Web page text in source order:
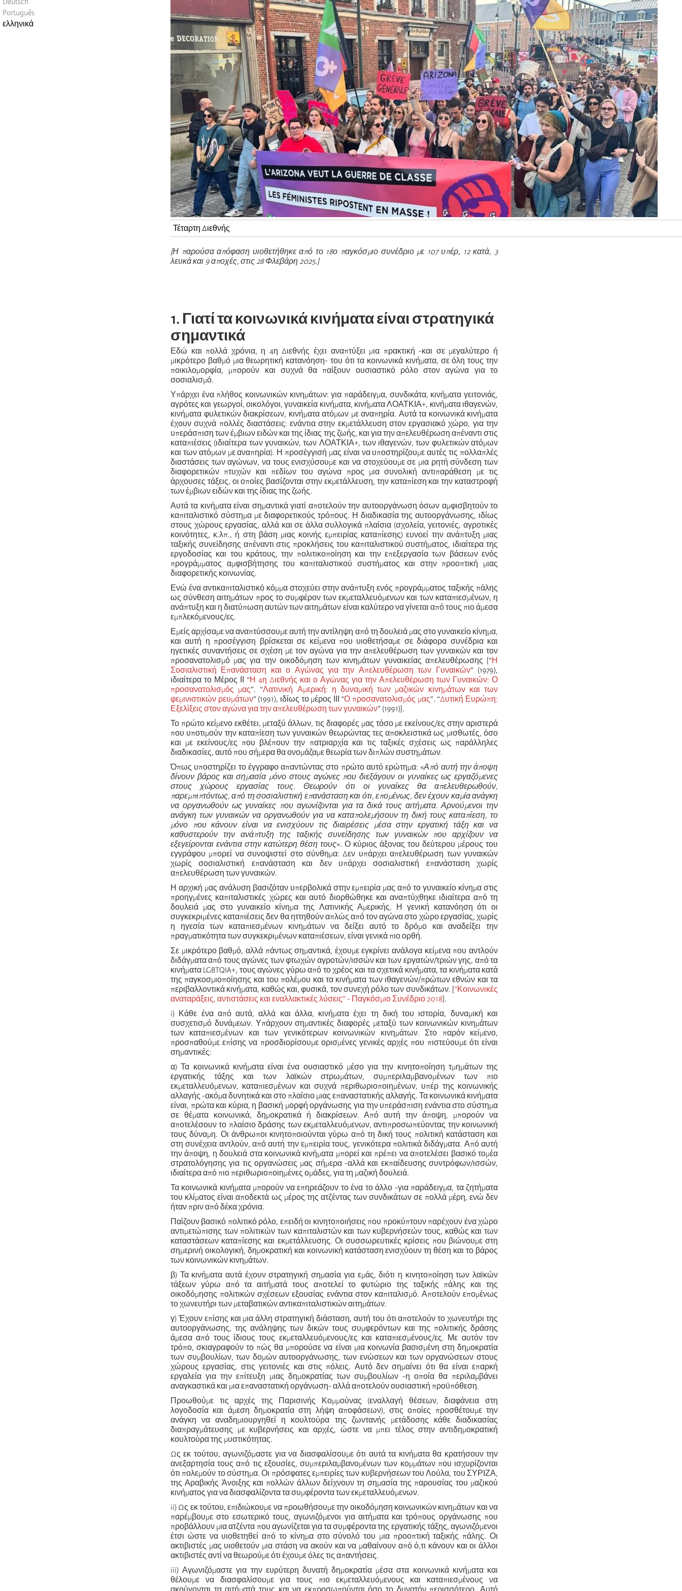
Português
ελληνικά
Τέταρτη Διεθνής
[Η παρούσα απόφαση υιοθετήθηκε από το 18ο παγκόσμιο συνέδριο με 107 υπέρ, 12 κατά, 3
λευκά και 9 αποχές, στις 28 Φλεβάρη 2025.]
1. Γιατί τα κοινωνικά κινήματα είναι στρατηγικά
σημαντικά
Εδώ και πολλά χρόνια, η 4η Διεθνής έχει αναπτύξει μια πρακτική -και σε μεγαλύτερο ή
μικρότερο βαθμό μια θεωρητική κατανόηση- του ότι τα κοινωνικά κινήματα, σε όλη τους την
ποικιλομορφία, μπορούν και συχνά θα παίξουν ουσιαστικό ρόλο στον αγώνα για το
σοσιαλισμό.
Υπάρχει ένα πλήθος κοινωνικών κινημάτων: για παράδειγμα, συνδικάτα, κινήματα γειτονιάς,
αγρότες και γεωργοί, οικολόγοι, γυναικεία κινήματα, κινήματα ΛΟΑΤΚΙΑ+, κινήματα ιθαγενών,
κινήματα φυλετικών διακρίσεων, κινήματα ατόμων με αναπηρία. Αυτά τα κοινωνικά κινήματα
έχουν συχνά πολλές διαστάσεις: ενάντια στην εκμετάλλευση στον εργασιακό χώρο, για την
υπεράσπιση των έμβιων ειδών και της ίδιας της ζωής, και για την απελευθέρωση απέναντι στις
καταπιέσεις (ιδιαίτερα των γυναικών, των ΛΟΑΤΚΙΑ+, των ιθαγενών, των φυλετικών ατόμων
και των ατόμων με αναπηρία). Η προσέγγισή μας είναι να υποστηρίζουμε αυτές τις πολλαπλές
διαστάσεις των αγώνων, να τους ενισχύσουμε και να στοχεύουμε σε μια ρητή σύνδεση των
διαφορετικών πτυχών και πεδίων του αγώνα προς μια συνολική αντιπαράθεση με τις
άρχουσες τάξεις, οι οποίες βασίζονται στην εκμετάλλευση, την καταπίεση και την καταστροφή
των έμβιων ειδών και της ίδιας της ζωής.
Αυτά τα κινήματα είναι σημαντικά γιατί αποτελούν την αυτοοργάνωση όσων αμφισβητούν το
καπιταλιστικό σύστημα με διαφορετικούς τρόπους. Η διαδικασία της αυτοοργάνωσης, ιδίως
στους χώρους εργασίας, αλλά και σε άλλα συλλογικά πλαίσια (σχολεία, γειτονιές, αγροτικές
κοινότητες, κ.λπ., ή στη βάση μιας κοινής εμπειρίας καταπίεσης) ευνοεί την ανάπτυξη μιας
ταξικής συνείδησης απέναντι στις προκλήσεις του καπιταλιστικού συστήματος, ιδιαίτερα της
εργοδοσίας και του κράτους, την πολιτικοποίηση και την επεξεργασία των βάσεων ενός
προγράμματος αμφισβήτησης του καπιταλιστικού συστήματος και στην προοπτική μιας
διαφορετικής κοινωνίας.
Ενώ ένα αντικαπιταλιστικό κόμμα στοχεύει στην ανάπτυξη ενός προγράμματος ταξικής πάλης
ως σύνθεση αιτημάτων προς το συμφέρον των εκμεταλλευόμενων και των καταπιεσμένων, η
ανάπτυξη και η διατύπωση αυτών των αιτημάτων είναι καλύτερο να γίνεται από τους πιο άμεσα
εμπλεκόμενους/ες.
Εμείς αρχίσαμε να αναπτύσσουμε αυτή την αντίληψη από τη δουλειά μας στο γυναικείο κίνημα,
και αυτή η προσέγγιση βρίσκεται σε κείμενα που υιοθετήσαμε σε διάφορα συνέδρια και
ηγετικές συναντήσεις σε σχέση με τον αγώνα για την απελευθέρωση των γυναικών και τον
προσανατολισμό μας για την οικοδόμηση των κινημάτων γυναικείας απελευθέρωσης [“Η
Σοσιαλιστική Επανάσταση και ο Αγώνας για την Απελευθέρωση των Γυναικών” (1979),
ιδιαίτερα το Μέρος ΙΙ “Η 4η Διεθνής και ο Αγώνας για την Απελευθέρωση των Γυναικών: Ο
προσανατολισμός μας”. “Λατινική Αμερική: η δυναμική των μαζικών κινημάτων και των
φεμινιστικών ρευμάτων” (1991), ιδίως το μέρος ΙΙΙ “Ο προσανατολισμός μας”. “Δυτική Ευρώπη:
Εξελίξεις στον αγώνα για την απελευθέρωση των γυναικών” (1991)].
Το πρώτο κείμενο εκθέτει, μεταξύ άλλων, τις διαφορές μας τόσο με εκείνους/ες στην αριστερά
που υποτιμούν την καταπίεση των γυναικών θεωρώντας τες αποκλειστικά ως μισθωτές, όσο
και με εκείνους/ες που βλέπουν την πατριαρχία και τις ταξικές σχέσεις ως παράλληλες
διαδικασίες, αυτό που σήμερα θα ονομάζαμε θεωρία των διπλών συστημάτων.
Όπως υποστηρίζει το έγγραφο απαντώντας στο πρώτο αυτό ερώτημα: «Από αυτή την άποψη
δίνουν βάρος και σημασία μόνο στους αγώνες που διεξάγουν οι γυναίκες ως εργαζόμενες
στους χώρους εργασίας τους. Θεωρούν ότι οι γυναίκες θα απελευθερωθούν,
παρεμπιπτόντως, από τη σοσιαλιστική επανάσταση και ότι, επομένως, δεν έχουν καμία ανάγκη
να οργανωθούν ως γυναίκες που αγωνίζονται για τα δικά τους αιτήματα. Αρνούμενοι την
ανάγκη των γυναικών να οργανωθούν για να καταπολεμήσουν τη δική τους καταπίεση, το
μόνο που κάνουν είναι να ενισχύουν τις διαιρέσεις μέσα στην εργατική τάξη και να
καθυστερούν την ανάπτυξη της ταξικής συνείδησης των γυναικών που αρχίζουν να
εξεγείρονται ενάντια στην κατώτερη θέση τους». Ο κύριος άξονας του δεύτερου μέρους του
εγγράφου μπορεί να συνοψιστεί στο σύνθημα: Δεν υπάρχει απελευθέρωση των γυναικών
χωρίς σοσιαλιστική επανάσταση και δεν υπάρχει σοσιαλιστική επανάσταση χωρίς
απελευθέρωση των γυναικών.
Η αρχική μας ανάλυση βασιζόταν υπερβολικά στην εμπειρία μας από το γυναικείο κίνημα στις
προηγμένες καπιταλιστικές χώρες και αυτό διορθώθηκε και αναπτύχθηκε ιδιαίτερα από τη
δουλειά μας στο γυναικείο κίνημα της Λατινικής Αμερικής. Η γενική κατανόηση ότι οι
συγκεκριμένες καταπιέσεις δεν θα ηττηθούν απλώς από τον αγώνα στο χώρο εργασίας, χωρίς
η ηγεσία των καταπιεσμένων κινημάτων να δείξει αυτό το δρόμο και αναδείξει την
πραγματικότητα των συγκεκριμένων καταπιέσεων, είναι γενικά πιο ορθή.
Σε μικρότερο βαθμό, αλλά πάντως σημαντικά, έχουμε εγκρίνει ανάλογα κείμενα που αντλούν
διδάγματα από τους αγώνες των φτωχών αγροτών/ισσών και των εργατών/τριών γης, από τα
κινήματα LGBTQIA+, τους αγώνες γύρω από το χρέος και τα σχετικά κινήματα, τα κινήματα κατά
της παγκοσμιοποίησης και του πολέμου και τα κινήματα των ιθαγενών/πρώτων εθνών και τα
περιβαλλοντικά κινήματα, καθώς και, φυσικά, τον συνεχή ρόλο των συνδικάτων. [“Κοινωνικές
αναταράξεις, αντιστάσεις και εναλλακτικές λύσεις” - Παγκόσμιο Συνέδριο 2018].
i) Κάθε ένα από αυτά, αλλά και άλλα, κινήματα έχει τη δική του ιστορία, δυναμική και
συσχετισμό δυνάμεων. Υπάρχουν σημαντικές διαφορές μεταξύ των κοινωνικών κινημάτων
των καταπιεσμένων και των γενικότερων κοινωνικών κινημάτων. Στο παρόν κείμενο,
προσπαθούμε επίσης να προσδιορίσουμε ορισμένες γενικές αρχές που πιστεύουμε ότι είναι
σημαντικές:
α) Τα κοινωνικά κινήματα είναι ένα ουσιαστικό μέσο για την κινητοποίηση τμημάτων της
εργατικής τάξης και των λαϊκών στρωμάτων, συμπεριλαμβανομένων των πιο
εκμεταλλευόμενων, καταπιεσμένων και συχνά περιθωριοποιημένων, υπέρ της κοινωνικής
αλλαγής -ακόμα δυνητικά και στο πλαίσιο μιας επαναστατικής αλλαγής. Τα κοινωνικά κινήματα
είναι, πρώτα και κύρια, η βασική μορφή οργάνωσης για την υπεράσπιση ενάντια στο σύστημα
σε θέματα κοινωνικά, δημοκρατικά ή διακρίσεων. Από αυτή την άποψη, μπορούν να
αποτελέσουν το πλαίσιο δράσης των εκμεταλλευόμενων, αντιπροσωπεύοντας την κοινωνική
τους δύναμη. Οι άνθρωποι κινητοποιούνται γύρω από τη δική τους πολιτική κατάσταση και
στη συνέχεια αντλούν, από αυτή την εμπειρία τους, γενικότερα πολιτικά διδάγματα. Από αυτή
την άποψη, η δουλειά στα κοινωνικά κινήματα μπορεί και πρέπει να αποτελέσει βασικό τομέα
στρατολόγησης για τις οργανώσεις μας σήμερα -αλλά και εκπαίδευσης συντρόφων/ισσών,
ιδιαίτερα από πιο περιθωριοποιημένες ομάδες, για τη μαζική δουλειά.
Τα κοινωνικά κινήματα μπορούν να επηρεάζουν το ένα το άλλο -για παράδειγμα, τα ζητήματα
του κλίματος είναι αποδεκτά ως μέρος της ατζέντας των συνδικάτων σε πολλά μέρη, ενώ δεν
ήταν πριν από δέκα χρόνια.
Παίζουν βασικό πολιτικό ρόλο, επειδή οι κινητοποιήσεις που προκύπτουν παρέχουν ένα χώρο
αντιμετώπισης των πολιτικών των καπιταλιστών και των κυβερνήσεών τους, καθώς και των
καταστάσεων καταπίεσης και εκμετάλλευσης. Οι συσσωρευτικές κρίσεις που βιώνουμε στη
σημερινή οικολογική, δημοκρατική και κοινωνική κατάσταση ενισχύουν τη θέση και το βάρος
των κοινωνικών κινημάτων.
β) Τα κινήματα αυτά έχουν στρατηγική σημασία για εμάς, διότι η κινητοποίηση των λαϊκών
τάξεων γύρω από τα αιτήματά τους αποτελεί το φυτώριο της ταξικής πάλης και της
οικοδόμησης πολιτικών σχέσεων εξουσίας ενάντια στον καπιταλισμό. Αποτελούν επομένως
το χωνευτήρι των μεταβατικών αντικαπιταλιστικών αιτημάτων.
γ) Έχουν επίσης και μια άλλη στρατηγική διάσταση, αυτή του ότι αποτελούν το χωνευτήρι της
αυτοοργάνωσης, της ανάληψης των δικών τους συμφερόντων και της πολιτικής δράσης
άμεσα από τους ίδιους τους εκμεταλλευόμενους/ες και καταπιεσμένους/ες. Με αυτόν τον
τρόπο, σκιαγραφούν το πώς θα μπορούσε να είναι μια κοινωνία βασισμένη στη δημοκρατία
των συμβουλίων, των δομών αυτοοργάνωσης, των ενώσεων και των οργανώσεων στους
χώρους εργασίας, στις γειτονιές και στις πόλεις. Αυτό δεν σημαίνει ότι θα είναι επαρκή
εργαλεία για την επίτευξη μιας δημοκρατίας των συμβουλίων -η οποία θα περιλαμβάνει
αναγκαστικά και μια επαναστατική οργάνωση- αλλά αποτελούν ουσιαστική προϋπόθεση.
Προωθούμε τις αρχές της Παρισινής Κομμούνας (εναλλαγή θέσεων, διαφάνεια στη
λογοδοσία και άμεση δημοκρατία στη λήψη αποφάσεων), στις οποίες προσθέτουμε την
ανάγκη να αναδημιουργηθεί η κουλτούρα της ζωντανής μετάδοσης κάθε διαδικασίας
διαπραγμάτευσης με κυβερνήσεις και αρχές, ώστε να μπει τέλος στην αντιδημοκρατική
κουλτούρα της μυστικότητας.
Ως εκ τούτου, αγωνιζόμαστε για να διασφαλίσουμε ότι αυτά τα κινήματα θα κρατήσουν την
ανεξαρτησία τους από τις εξουσίες, συμπεριλαμβανομένων των κομμάτων που ισχυρίζονται
ότι πολεμούν το σύστημα. Οι πρόσφατες εμπειρίες των κυβερνήσεων του Λούλα, του ΣΥΡΙΖΑ,
της Αραβικής Άνοιξης και πολλών άλλων δείχνουν τη σημασία της παρουσίας του μαζικού
κινήματος για να διασφαλίζοντα τα συμφέροντα των εκμεταλλευόμενων.
ii) Ως εκ τούτου, επιδιώκουμε να προωθήσουμε την οικοδόμηση κοινωνικών κινημάτων και να
παρέμβουμε στο εσωτερικό τους, αγωνιζόμενοι για αιτήματα και τρόπους οργάνωσης που
προβάλλουν μια ατζέντα που αγωνίζεται για τα συμφέροντα της εργατικής τάξης, αγωνιζόμενοι
έτσι ώστε να υιοθετηθεί από το κίνημα στο σύνολό του μια προοπτική ταξικής πάλης. Οι
ακτιβιστές μας υιοθετούν μια στάση να ακούν και να μαθαίνουν από ό,τι κάνουν και οι άλλοι
ακτιβιστές αντί να θεωρούμε ότι έχουμε όλες τις απαντήσεις.
iii) Αγωνιζόμαστε για την ευρύτερη δυνατή δημοκρατία μέσα στα κοινωνικά κινήματα και
θέλουμε να διασφαλίσουμε για τους πιο εκμεταλλευόμενους και καταπιεσμένους να